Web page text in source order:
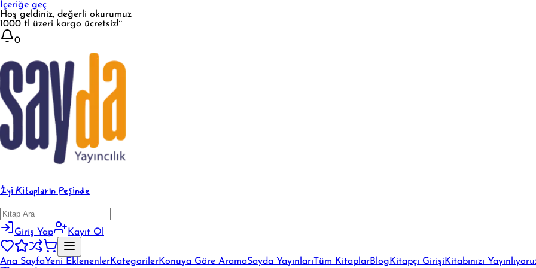
İçeriğe geç
Hoş geldiniz, değerli okurumuz
1000 tl üzeri kargo ücretsiz!¨
0
İyi Kitapların Peşinde
Giriş Yap Kayıt Ol
Ana SayfaYeni EklenenlerKategorilerKonuya Göre AramaSayda Yayınları Tüm KitaplarBlog Kitapçı Girişi Kitabınızı